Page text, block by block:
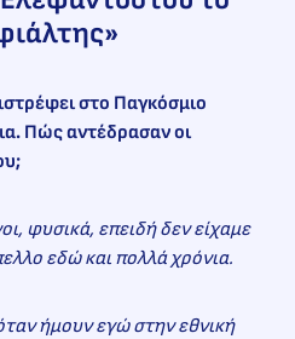
στο Παγκόσμιο
Πώς αντέδρασαν οι
φυσικά, επειδή δεν είχαμε
εδώ και πολλά χρόνια.
ήμουν εγώ στην εθνική